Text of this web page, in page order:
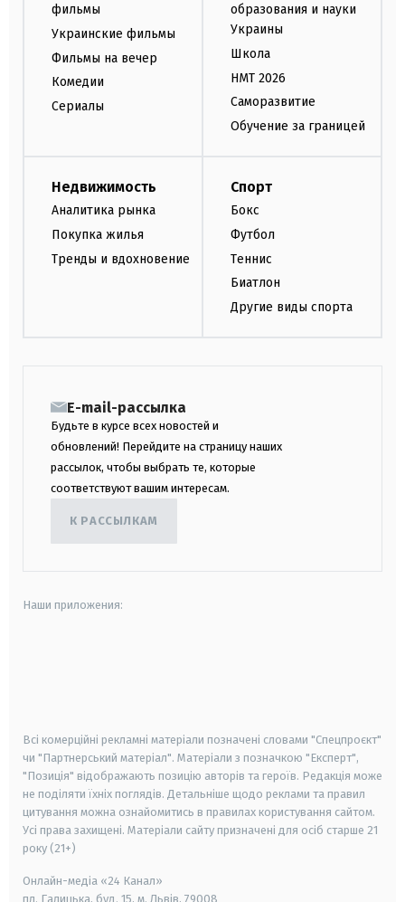
фильмы
Украинские фильмы
Фильмы на вечер
Комедии
Сериалы
образования и науки
Украины
Школа
НМТ 2026
Саморазвитие
Обучение за границей
Недвижимость
Аналитика рынка
Покупка жилья
Тренды и вдохновение
Спорт
Бокс
Футбол
Теннис
Биатлон
Другие виды спорта
E-mail-рассылка
Будьте в курсе всех новостей и
обновлений! Перейдите на страницу наших
рассылок, чтобы выбрать те, которые
соответствуют вашим интересам.
К РАССЫЛКАМ
Наши приложения:
Всі комерційні рекламні матеріали позначені словами "Спецпроєкт"
чи "Партнерський матеріал". Матеріали з позначкою "Експерт",
"Позиція" відображають позицію авторів та героїв. Редакція може
не поділяти їхніх поглядів. Детальніше щодо реклами та правил
цитування можна ознайомитись в правилах користування сайтом.
Усі права захищені. Матеріали сайту призначені для осіб старше 21
року (21+)
Онлайн-медіа «24 Канал»
пл. Галицька, буд. 15, м. Львів, 79008